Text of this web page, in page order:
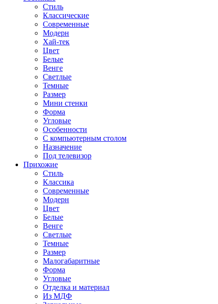
Стиль
Классические
Современные
Модерн
Хай-тек
Цвет
Белые
Венге
Светлые
Темные
Размер
Мини стенки
Форма
Угловые
Особенности
С компьютерным столом
Назначение
Под телевизор
Прихожие
Стиль
Классика
Современные
Модерн
Цвет
Белые
Венге
Светлые
Темные
Размер
Малогабаритные
Форма
Угловые
Отделка и материал
Из МДФ